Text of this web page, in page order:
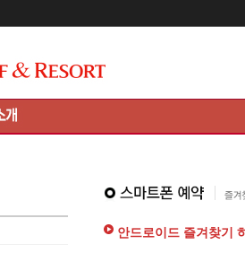
안드로이드 즐겨찾기